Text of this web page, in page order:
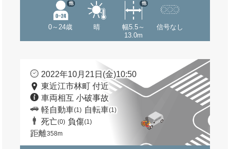
0～24歳
他
晴
幅5.5～
13.0m
他
信号なし
2022年10月21日(金)10:50
東近江市林町 付近
車両相互 小破事故
軽自動車(1) 自転車(1)
死亡(0) 負傷(1)
距離358m